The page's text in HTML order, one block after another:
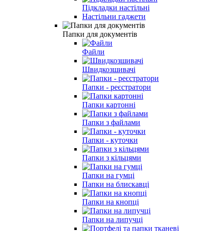
Підкладки настільні
Настільни гаджети
Папки для документів
Файли
Швидкозшивачі
Папки - реєстратори
Папки картонні
Папки з файлами
Папки - куточки
Папки з кільцями
Папки на гумці
Папки на блискавці
Папки на кнопцi
Папки на липучцi